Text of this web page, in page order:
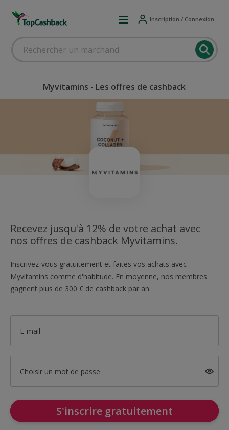
Inscription / Connexion
Myvitamins - Les offres de cashback
Recevez jusqu'à 12% de votre achat avec
nos offres de cashback Myvitamins.
Inscrivez-vous gratuitement et faites vos achats avec
Myvitamins comme d'habitude. En moyenne, nos membres
gagnent plus de 300 € de cashback par an.
E-mail
Choisir un mot de passe
S'inscrire gratuitement